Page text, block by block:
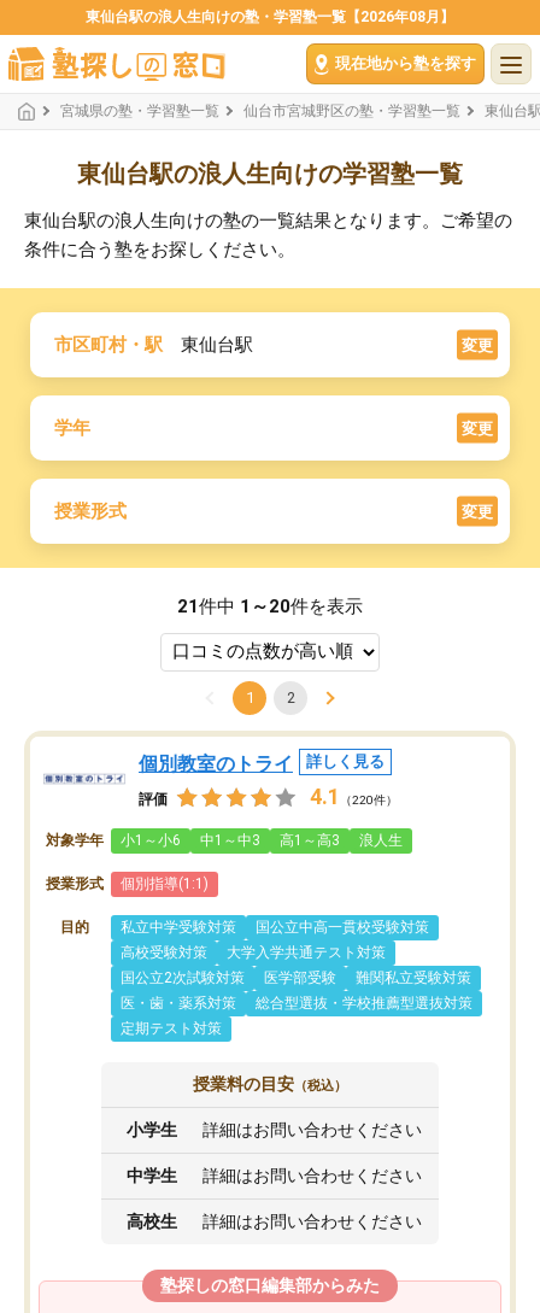
東仙台駅の浪人生向けの塾・学習塾一覧【2026年08月】
現在地から塾を探す
宮城県の塾・学習塾一覧 仙台市宮城野区の塾・学習塾一覧 東仙台
東仙台駅の浪人生向けの学習塾一覧
東仙台駅の浪人生向けの塾の一覧結果となります。ご希望の
条件に合う塾をお探しください。
市区町村・駅 東仙台駅 変更
学年 変更
授業形式 変更
21件中 1～20件を表示
1 2
個別教室のトライ 詳しく見る
評価 4.1 （220件）
対象学年 小1～小6 中1～中3 高1～高3 浪人生
授業形式 個別指導(1:1)
目的 私立中学受験対策
国公立中高一貫校受験対策
高校受験対策
大学入学共通テスト対策
国公立2次試験対策
医学部受験
難関私立受験対策
医・歯・薬系対策
総合型選抜・学校推薦型選抜対策
定期テスト対策
授業料の目安 （税込）
小学生 詳細はお問い合わせください
中学生 詳細はお問い合わせください
高校生 詳細はお問い合わせください
塾探しの窓口編集部からみた